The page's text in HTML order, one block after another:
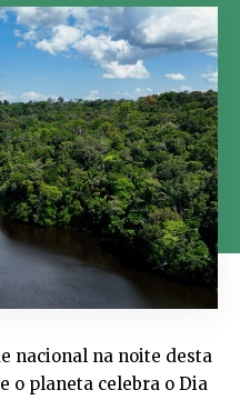
nacional na noite desta
o planeta celebra o Dia